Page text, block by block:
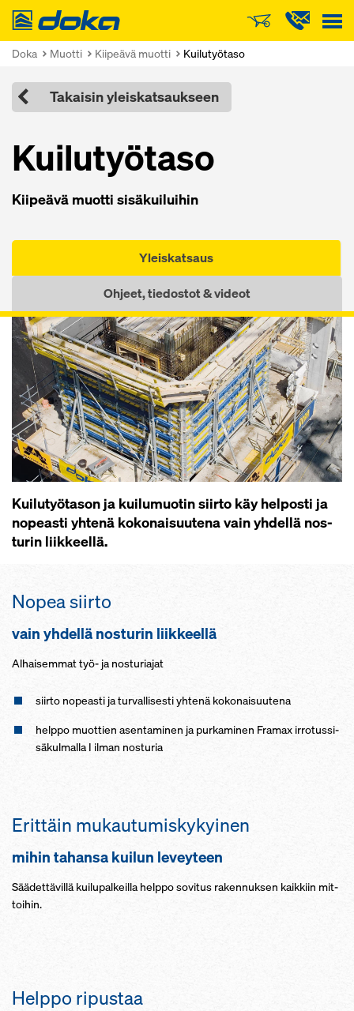
Doka
Doka Muotti Kiipeävä muotti Kuilutyötaso
Takaisin yleiskatsaukseen
Kui­lu­työ­ta­so
Kii­peä­vä muot­ti si­sä­kui­lui­hin
Yleiskatsaus
Ohjeet, tiedostot & videot
Kui­lu­työ­ta­son ja kui­lu­muo­tin siir­to käy hel­pos­ti ja
no­peas­ti yh­te­nä ko­ko­nai­suu­te­na vain yh­del­lä nos­
tu­rin liik­keel­lä.
No­pea siir­to
vain yh­del­lä nos­tu­rin liik­keel­lä
Al­hai­sem­mat työ- ja nos­tu­ria­jat
siir­to no­peas­ti ja tur­val­li­ses­ti yh­te­nä ko­ko­nai­suu­te­na
help­po muot­tien asen­ta­mi­nen ja pur­ka­mi­nen Framax ir­ro­tus­si­
sä­kul­mal­la I il­man nos­tu­ria
Erit­täin mu­kau­tu­mis­ky­kyi­nen
mi­hin ta­han­sa kui­lun le­vey­teen
Sää­det­tä­vil­lä kui­lu­pal­keil­la help­po so­vi­tus ra­ken­nuk­sen kaik­kiin mit­
toi­hin.
Help­po ri­pus­taa